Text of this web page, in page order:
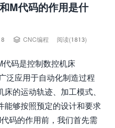
M代码的作用是什
 CNC编程 阅读(1813)
码是控制数控机床
泛应用于自动化制造过程
的运动轨迹、加工模式、
能够按照预定的设计和要求
码的作用前，我们首先需